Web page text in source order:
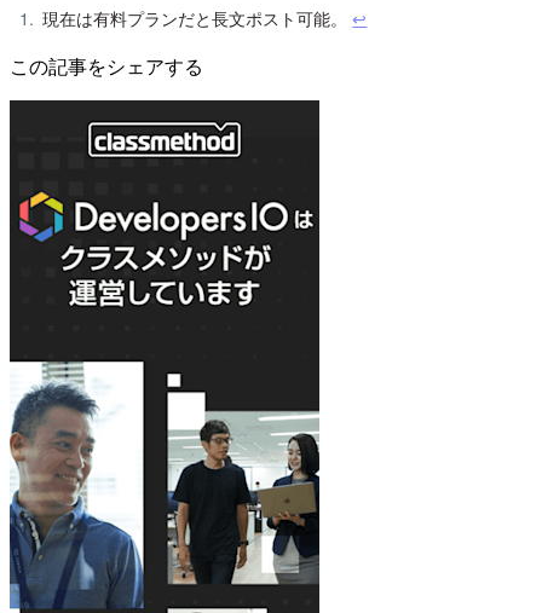
現在は有料プランだと長文ポスト可能。↩︎
この記事をシェアする